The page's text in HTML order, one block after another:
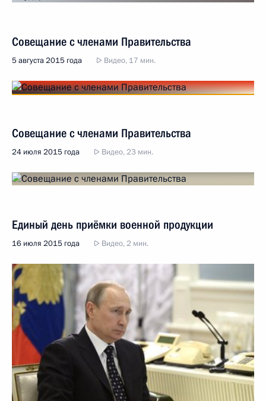
Совещание с членами Правительства
5 августа 2015 года Видео, 17 мин.
Совещание с членами Правительства
24 июля 2015 года Видео, 23 мин.
Единый день приёмки военной продукции
16 июля 2015 года Видео, 2 мин.